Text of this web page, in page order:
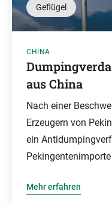
Geflügel
CHINA
aus China
Nach einer
Erzeugern von
ein
Mehr erfahren